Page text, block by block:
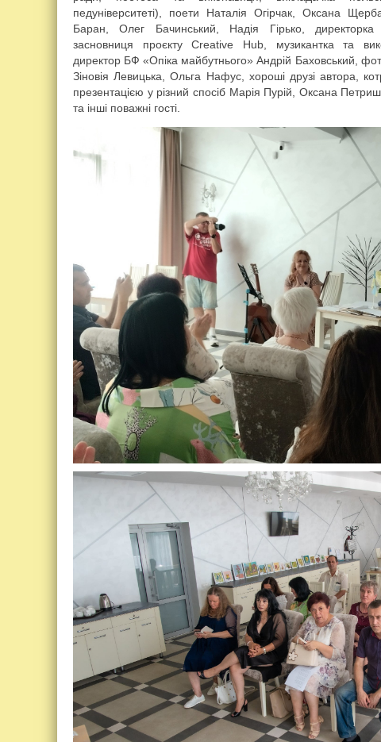
педуніверситеті), поети Наталія Огірчак, Оксана
Баран, Олег Бачинський, Надія Гірько, директорка
засновниця проєкту Creative Hub, музикантка та
директор БФ «Опіка майбутнього» Андрій Баховський,
Зіновія Левицька, Ольга Нафус, хороші друзі автора,
презентацією у різний спосіб Марія Пурій, Оксана
та інші поважні гості.